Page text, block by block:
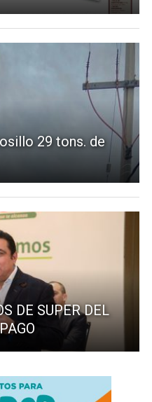
29 tons. de
DE SUPER DEL